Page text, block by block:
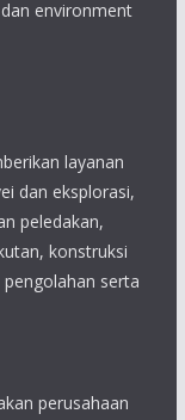
dan eksplorasi,
peledakan,
konstruksi
serta
di bidang
dan minyak &